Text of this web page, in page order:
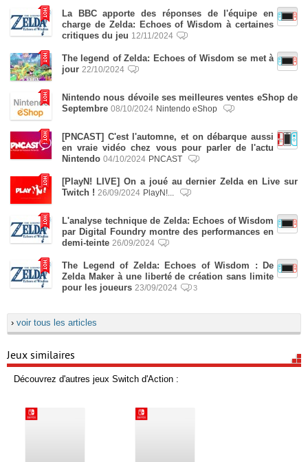
La BBC apporte des réponses de l'équipe en
charge de Zelda: Echoes of Wisdom à certaines
critiques du jeu 12/11/2024
The legend of Zelda: Echoes of Wisdom se met à
jour 22/10/2024
Nintendo nous dévoile ses meilleures ventes eShop de
Septembre 08/10/2024 Nintendo eShop
[PNCAST] C'est l'automne, et on débarque aussi
en vraie vidéo chez vous pour parler de l'actu
Nintendo 04/10/2024 PNCAST
[PlayN! LIVE] On a joué au dernier Zelda en Live sur
Twitch ! 26/09/2024 PlayN!...
L'analyse technique de Zelda: Echoes of Wisdom
par Digital Foundry montre des performances en
demi-teinte 26/09/2024
The Legend of Zelda: Echoes of Wisdom : De
Zelda Maker à une liberté de création sans limite
pour les joueurs 23/09/2024 3
› voir tous les articles
Jeux similaires
Découvrez d'autres jeux Switch d'Action :